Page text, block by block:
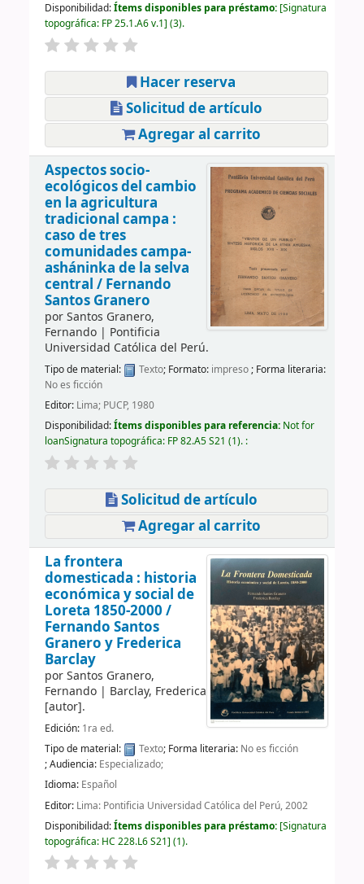
Disponibilidad:Ítems disponibles para préstamo: Signatura
topográfica: FP 25.1.A6 v.1 (3).
Hacer reserva
Solicitud de artículo
Agregar al carrito
Aspectos socio-
ecológicos del cambio
en la agricultura
tradicional campa :
caso de tres
comunidades campa-
asháninka de la selva
central / Fernando
Santos Granero
porSantos Granero,
Fernando| Pontificia
Universidad Católica del Perú.
Tipo de material: Texto; Formato: impreso; Forma literaria:
No es ficción
Editor: Lima; PUCP, 1980
Disponibilidad:Ítems disponibles para referencia: Not for
loanSignatura topográfica: FP 82.A5 S21 (1). :
Solicitud de artículo
Agregar al carrito
La frontera
domesticada : historia
económica y social de
Loreta 1850-2000 /
Fernando Santos
Granero y Frederica
Barclay
porSantos Granero,
Fernando| Barclay, Frederica
[autor].
Edición: 1ra ed.
Tipo de material:
Texto; Forma literaria: No es ficción
; Audiencia: Especializado;
Idioma: Español
Editor: Lima: Pontificia Universidad Católica del Perú, 2002
Disponibilidad:Ítems disponibles para préstamo: Signatura
topográfica: HC 228.L6 S21 (1).